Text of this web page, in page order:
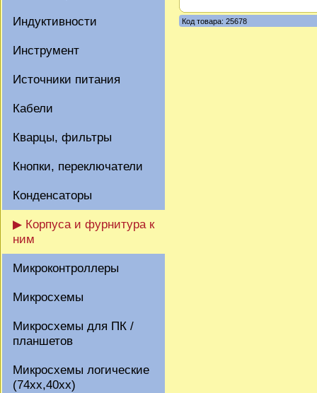
Индуктивности
Инструмент
Источники питания
Кабели
Кварцы, фильтры
Кнопки, переключатели
Конденсаторы
▶ Корпуса и фурнитура к
ним
Микроконтроллеры
Микросхемы
Микросхемы для ПК /
планшетов
Микросхемы логические
(74xx,40xx)
Код товара: 25678